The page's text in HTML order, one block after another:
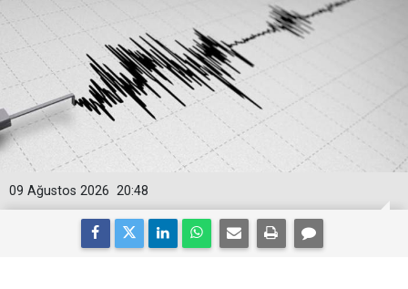
20:48
09 Ağustos 2026